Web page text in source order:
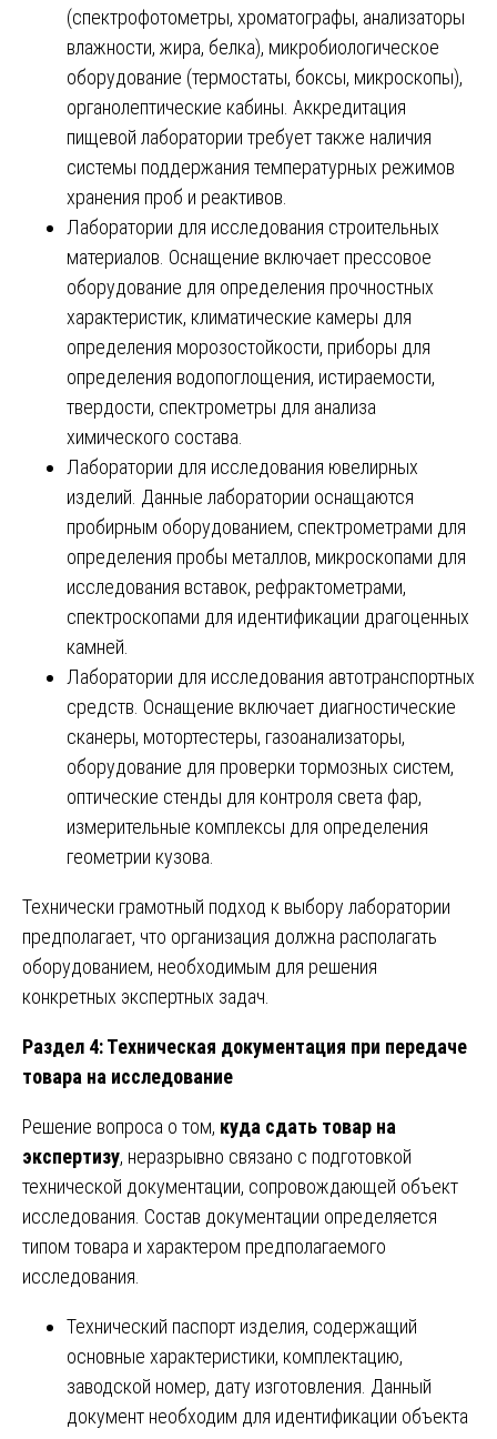
(спектрофотометры, хроматографы, анализаторы
влажности, жира, белка), микробиологическое
оборудование (термостаты, боксы, микроскопы),
органолептические кабины. Аккредитация
пищевой лаборатории требует также наличия
системы поддержания температурных режимов
хранения проб и реактивов.
Лаборатории для исследования строительных
материалов. Оснащение включает прессовое
оборудование для определения прочностных
характеристик, климатические камеры для
определения морозостойкости, приборы для
определения водопоглощения, истираемости,
твердости, спектрометры для анализа
химического состава.
Лаборатории для исследования ювелирных
изделий. Данные лаборатории оснащаются
пробирным оборудованием, спектрометрами для
определения пробы металлов, микроскопами для
исследования вставок, рефрактометрами,
спектроскопами для идентификации драгоценных
камней.
Лаборатории для исследования автотранспортных
средств. Оснащение включает диагностические
сканеры, мотортестеры, газоанализаторы,
оборудование для проверки тормозных систем,
оптические стенды для контроля света фар,
измерительные комплексы для определения
геометрии кузова.
Технически грамотный подход к выбору лаборатории
предполагает, что организация должна располагать
оборудованием, необходимым для решения
конкретных экспертных задач.
Раздел 4: Техническая документация при передаче
товара на исследование
Решение вопроса о том, куда сдать товар на
экспертизу, неразрывно связано с подготовкой
технической документации, сопровождающей объект
исследования. Состав документации определяется
типом товара и характером предполагаемого
исследования.
Технический паспорт изделия, содержащий
основные характеристики, комплектацию,
заводской номер, дату изготовления. Данный
документ необходим для идентификации объекта